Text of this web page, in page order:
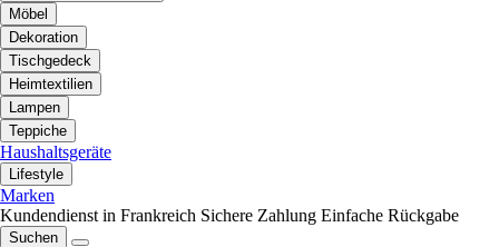
Möbel
Dekoration
Tischgedeck
Heimtextilien
Lampen
Teppiche
Haushaltsgeräte
Lifestyle
Marken
Kundendienst in Frankreich Sichere Zahlung Einfache Rückgabe
Suchen